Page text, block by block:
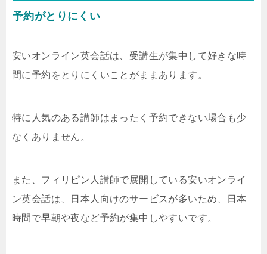
予約がとりにくい
安いオンライン英会話は、受講生が集中して好きな時
間に予約をとりにくいことがままあります。
特に人気のある講師はまったく予約できない場合も少
なくありません。
また、フィリピン人講師で展開している安いオンライ
ン英会話は、日本人向けのサービスが多いため、日本
時間で早朝や夜など予約が集中しやすいです。